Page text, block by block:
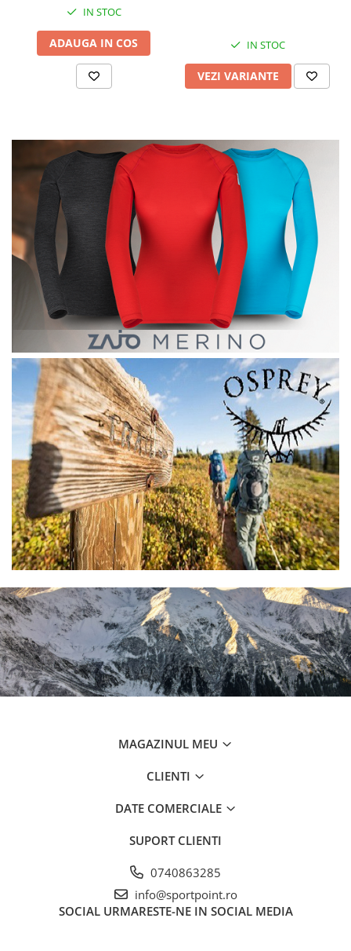
IN STOC
ADAUGA IN COS IN STOC
VEZI VARIANTE
MAGAZINUL MEU
CLIENTI
DATE COMERCIALE
SUPORT CLIENTI
0740863285
info@sportpoint.ro
SOCIAL URMARESTE-NE IN SOCIAL MEDIA